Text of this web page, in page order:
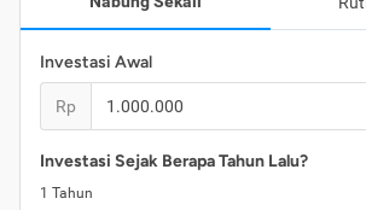
Investasi Awal
Rp
Investasi Sejak Berapa Tahun Lalu?
1 Tahun